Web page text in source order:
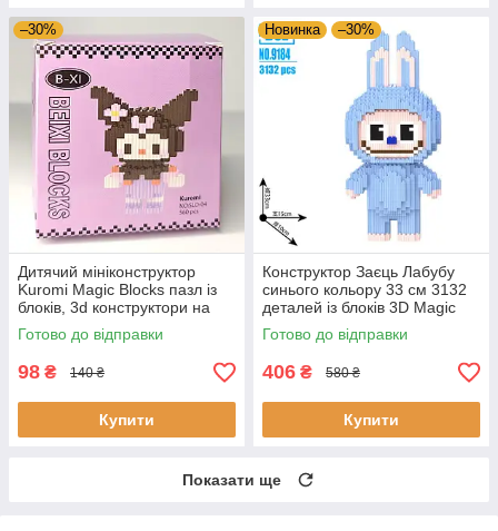
–30%
Дитячий мініконструктор
Kuromi Magic Blocks пазл із
блоків, 3d конструктори на
подарунок Куромі
Готово до відправки
98 ₴ 140 ₴
Купити
Новинка –30%
Конструктор Заєць Лабубу
синього кольору 33 см 3132
деталей із блоків 3D Magic
Blocks, блокові конструктори
Готово до відправки
406 ₴ 580 ₴
Купити
Показати ще